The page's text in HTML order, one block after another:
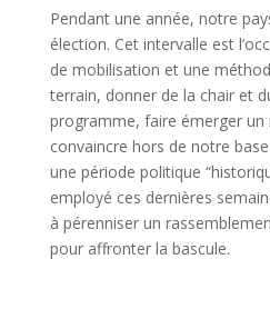
Pendant une année, notre
élection. Cet intervalle est
de mobilisation et une
terrain, donner de la chair et
programme, faire émerger un
convaincre hors de notre
une période politique
employé ces dernières
à pérenniser un
pour affronter la bascule.